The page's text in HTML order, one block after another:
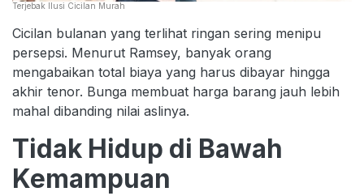
Terjebak Ilusi Cicilan Murah
Cicilan bulanan yang terlihat ringan sering menipu
persepsi. Menurut Ramsey, banyak orang
mengabaikan total biaya yang harus dibayar hingga
akhir tenor. Bunga membuat harga barang jauh lebih
mahal dibanding nilai aslinya.
Tidak Hidup di Bawah
Kemampuan